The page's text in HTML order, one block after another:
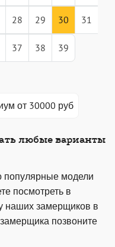
28 29 30 31
37 38 39
от 30000 руб
любые варианты
популярные модели
посмотреть в
наших замерщиков в
позвоните